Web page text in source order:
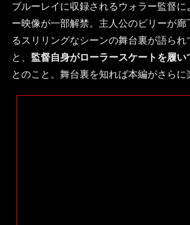
ブルーレイに収録されるウォラー監督に
ー映像が一部解禁。主人公のビリーが廊
るスリリングなシーンの舞台裏が語られ
と、 監督自身がローラースケートを履い
とのこと。舞台裏を知れば本編がさらに